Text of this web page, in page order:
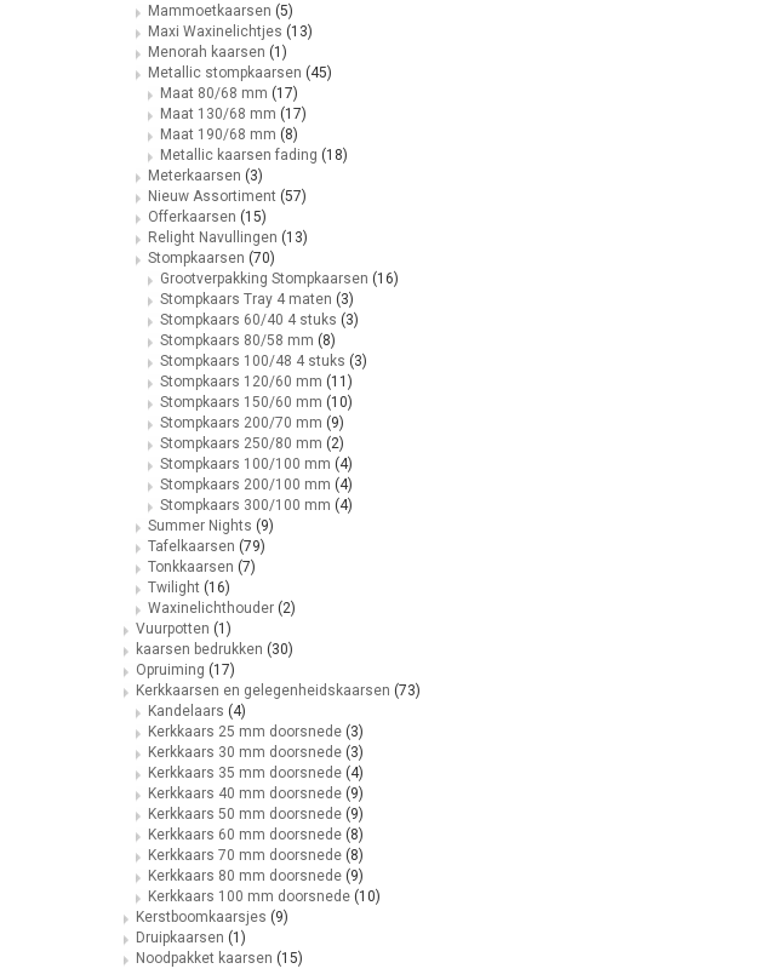
Mammoetkaarsen (5)
Maxi Waxinelichtjes (13)
Menorah kaarsen (1)
Metallic stompkaarsen (45)
Maat 80/68 mm (17)
Maat 130/68 mm (17)
Maat 190/68 mm (8)
Metallic kaarsen fading (18)
Meterkaarsen (3)
Nieuw Assortiment (57)
Offerkaarsen (15)
Relight Navullingen (13)
Stompkaarsen (70)
Grootverpakking Stompkaarsen (16)
Stompkaars Tray 4 maten (3)
Stompkaars 60/40 4 stuks (3)
Stompkaars 80/58 mm (8)
Stompkaars 100/48 4 stuks (3)
Stompkaars 120/60 mm (11)
Stompkaars 150/60 mm (10)
Stompkaars 200/70 mm (9)
Stompkaars 250/80 mm (2)
Stompkaars 100/100 mm (4)
Stompkaars 200/100 mm (4)
Stompkaars 300/100 mm (4)
Summer Nights (9)
Tafelkaarsen (79)
Tonkkaarsen (7)
Twilight (16)
Waxinelichthouder (2)
Vuurpotten (1)
kaarsen bedrukken (30)
Opruiming (17)
Kerkkaarsen en gelegenheidskaarsen (73)
Kandelaars (4)
Kerkkaars 25 mm doorsnede (3)
Kerkkaars 30 mm doorsnede (3)
Kerkkaars 35 mm doorsnede (4)
Kerkkaars 40 mm doorsnede (9)
Kerkkaars 50 mm doorsnede (9)
Kerkkaars 60 mm doorsnede (8)
Kerkkaars 70 mm doorsnede (8)
Kerkkaars 80 mm doorsnede (9)
Kerkkaars 100 mm doorsnede (10)
Kerstboomkaarsjes (9)
Druipkaarsen (1)
Noodpakket kaarsen (15)